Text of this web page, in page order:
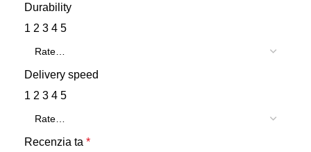
Durability
1 2 3 4 5
Delivery speed
1 2 3 4 5
Recenzia ta *